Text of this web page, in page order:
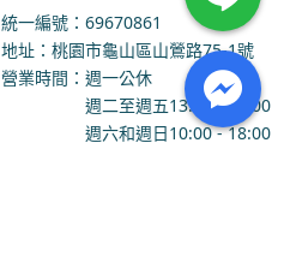
統一編號：69670861
地址：桃園市龜山區山鶯路75-1號
營業時間：週一公休
週二至週五13:00 - 18:00
週六和週日10:00 - 18:00